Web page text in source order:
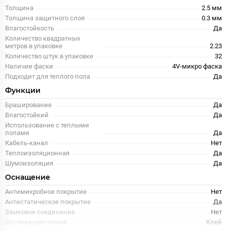
Толщина
2.5 мм
Толщина защитного слоя
0.3 мм
Влагостойкость
Да
Количество квадратных
метров в упаковке
2.23
Количество штук в упаковке
32
Наличие фаски
4V-микро фаска
Подходит для теплого пола
Да
Функции
Браширование
Да
Влагостойкий
Да
Использование с теплыми
полами
Да
Кабель-канал
Нет
Теплоизоляционная
Да
Шумоизоляция
Да
Оснащение
Антимикробное покрытие
Нет
Антистатическое покрытие
Да
Замковое соединение
Нет
Система крепления
Клей